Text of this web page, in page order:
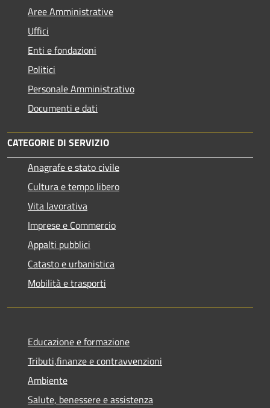
Aree Amministrative
Uffici
Enti e fondazioni
Politici
Personale Amministrativo
Documenti e dati
CATEGORIE DI SERVIZIO
Anagrafe e stato civile
Cultura e tempo libero
Vita lavorativa
Imprese e Commercio
Appalti pubblici
Catasto e urbanistica
Mobilità e trasporti
Educazione e formazione
Tributi,finanze e contravvenzioni
Ambiente
Salute, benessere e assistenza